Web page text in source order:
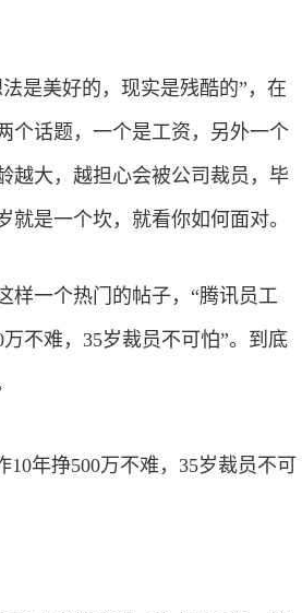
是美好的，现实是残酷的”，在
个话题，一个是工资，另外一个
越大，越担心会被公司裁员，毕
就是一个坎，就看你如何面对。
样一个热门的帖子，“腾讯员工
不难，35岁裁员不可怕”。到底